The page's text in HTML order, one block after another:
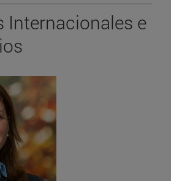
Internacionales e